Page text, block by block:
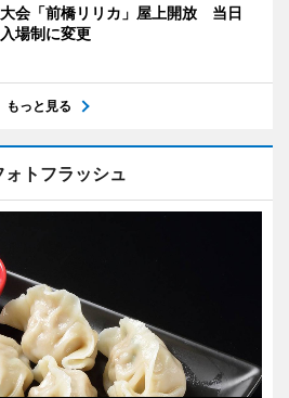
会「前橋リリカ」屋上開放 当日
場制に変更
もっと見る
ォトフラッシュ